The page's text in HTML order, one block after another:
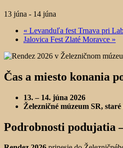
13 júna - 14 júna
« Levanduľa fest Trnava pri
Jalovica Fest Zlaté Moravce »
Čas a miesto konania
13. – 14. júna 2026
Železničné múzeum SR,
Podrobnosti podujatia